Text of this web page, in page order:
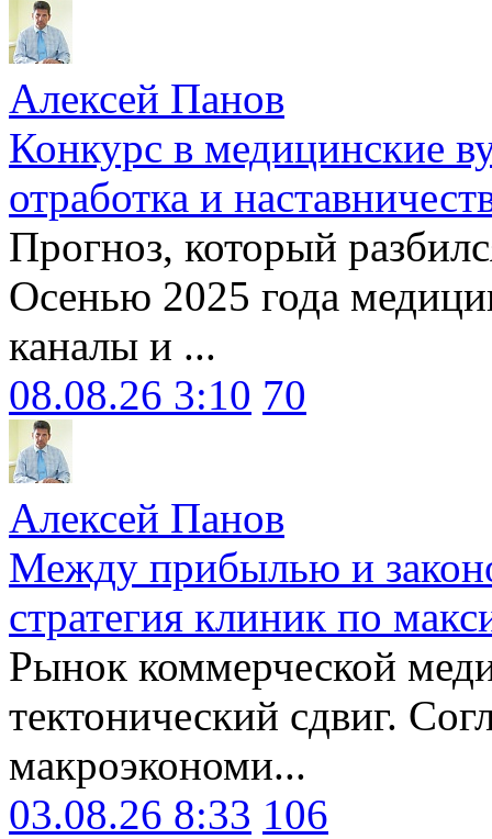
Алексей Панов
Конкурс в медицинские
отработка и
Прогноз, который
Осенью 2025 года
каналы и ...
08.08.26 3:10 70
Алексей Панов
Между прибылью и
стратегия клиник по
Рынок коммерческой
тектонический сдвиг.
макроэкономи...
03.08.26 8:33 106